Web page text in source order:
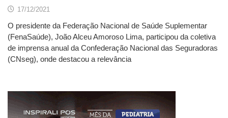
17/12/2021
O presidente da Federação Nacional de Saúde Suplementar
(FenaSaúde), João Alceu Amoroso Lima, participou da coletiva
de imprensa anual da Confederação Nacional das Seguradoras
(CNseg), onde destacou a relevância